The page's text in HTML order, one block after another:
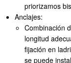
priorizamos
Anclajes:
Combinación
longitud
fijación en
se puede